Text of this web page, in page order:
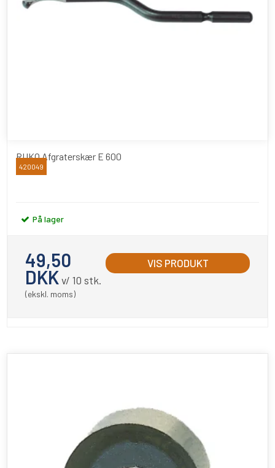
RUKO Afgraterskær E 600
RUKO
420049
På lager
49,50
DKKv/ 10 stk.
(ekskl. moms)
VIS PRODUKT